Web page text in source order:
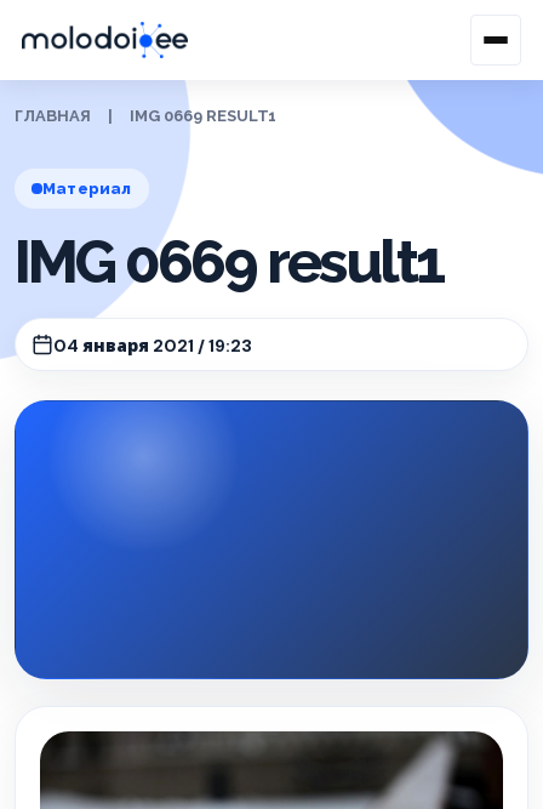
ГЛАВНАЯ IMG 0669 RESULT1
Материал
IMG 0669 result1
04 января 2021 / 19:23